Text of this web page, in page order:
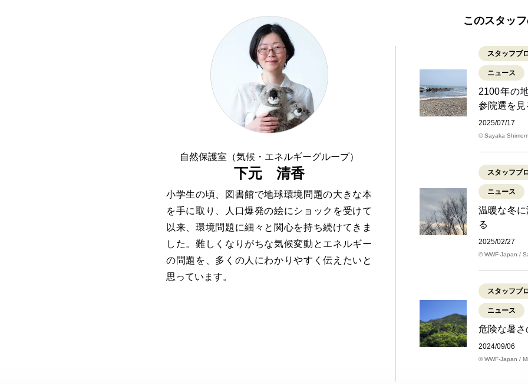
自然保護室（気候・エネルギーグループ）
下元 清香
小学生の頃、図書館で地球環境問題の大きな本
を手に取り、人口爆発の絵にショックを受けて
以来、環境問題に細々と関心を持ち続けてきま
した。難しくなりがちな気候変動とエネルギー
の問題を、多くの人にわかりやすく伝えたいと
思っています。
このスタッ
スタッフブ
ニュース
2100年の
参院選を見
2025/07/17
© Sayaka
スタッフブ
ニュース
温暖な冬に
る
2025/02/27
© WWF-Japan /
スタッフブ
ニュース
危険な暑さ
2024/09/06
© WWF-Japan /